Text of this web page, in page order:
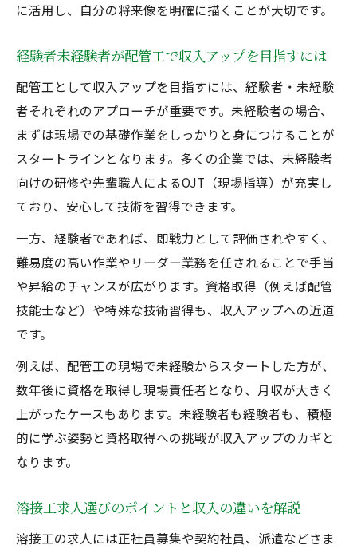
に活用し、自分の将来像を明確に描くことが大切です。
経験者未経験者が配管工で収入アップを目指すには
配管工として収入アップを目指すには、経験者・未経験
者それぞれのアプローチが重要です。未経験者の場合、
まずは現場での基礎作業をしっかりと身につけることが
スタートラインとなります。多くの企業では、未経験者
向けの研修や先輩職人によるOJT（現場指導）が充実し
ており、安心して技術を習得できます。
一方、経験者であれば、即戦力として評価されやすく、
難易度の高い作業やリーダー業務を任されることで手当
や昇給のチャンスが広がります。資格取得（例えば配管
技能士など）や特殊な技術習得も、収入アップへの近道
です。
例えば、配管工の現場で未経験からスタートした方が、
数年後に資格を取得し現場責任者となり、月収が大きく
上がったケースもあります。未経験者も経験者も、積極
的に学ぶ姿勢と資格取得への挑戦が収入アップのカギと
なります。
溶接工求人選びのポイントと収入の違いを解説
溶接工の求人には正社員募集や契約社員、派遣などさま